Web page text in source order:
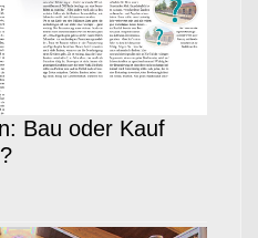
Bau oder Kauf